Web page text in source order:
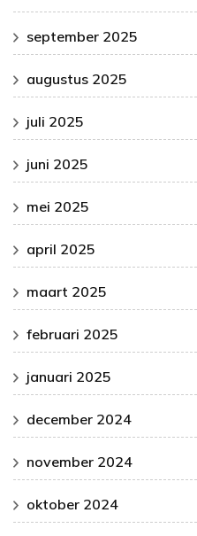
september 2025
augustus 2025
juli 2025
juni 2025
mei 2025
april 2025
maart 2025
februari 2025
januari 2025
december 2024
november 2024
oktober 2024